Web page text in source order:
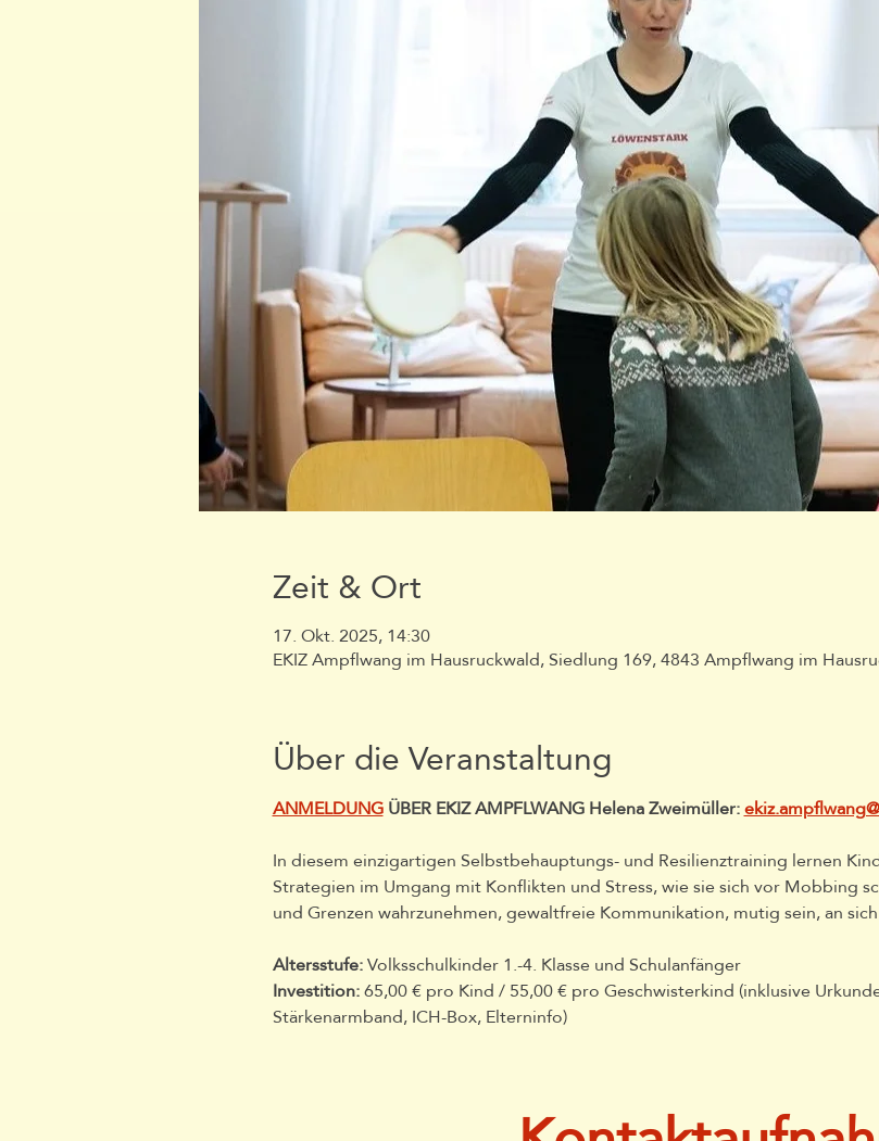
Zeit & Ort
17. Okt. 2025, 14:30
EKIZ Ampflwang im Hausruckwald, Siedlung 169, 4843 Ampflwang im
Über die Veranstaltung
ANMELDUNG ÜBER EKIZ AMPFLWANG Helena Zweimüller:
In diesem einzigartigen Selbstbehauptungs- und Resilienztraining lernen
Strategien im Umgang mit Konflikten und Stress, wie sie sich vor Mobbing
und Grenzen wahrzunehmen, gewaltfreie Kommunikation, mutig sein, an
Altersstufe: Volksschulkinder 1.-4. Klasse und Schulanfänger
Investition: 65,00 € pro Kind / 55,00 € pro Geschwisterkind (inklusive
Stärkenarmband, ICH-Box, Elterninfo)